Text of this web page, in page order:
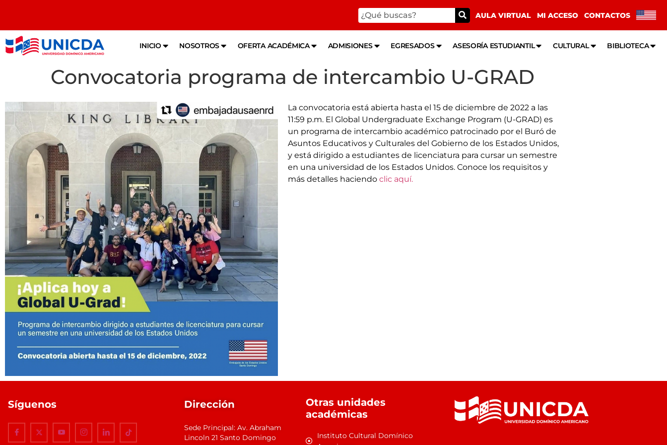
AULA VIRTUAL MI ACCESO CONTACTOS
INICIO NOSOTROS OFERTA ACADÉMICA ADMISIONES EGRESADOS ASESORÍA ESTUDIANTIL CULTURAL BIBLIOTECA
Convocatoria programa de intercambio U-GRAD
La convocatoria está abierta hasta el 15 de diciembre de 2022 a las
11:59 p.m. El Global Undergraduate Exchange Program (U-GRAD) es
un programa de intercambio académico patrocinado por el Buró de
Asuntos Educativos y Culturales del Gobierno de los Estados Unidos,
y está dirigido a estudiantes de licenciatura para cursar un semestre
en una universidad de los Estados Unidos. Conoce los requisitos y
más detalles haciendo clic aquí.
Síguenos Dirección
Sede Principal: Av. Abraham
Lincoln 21 Santo Domingo
Otras unidades
académicas
Instituto Cultural Domínico